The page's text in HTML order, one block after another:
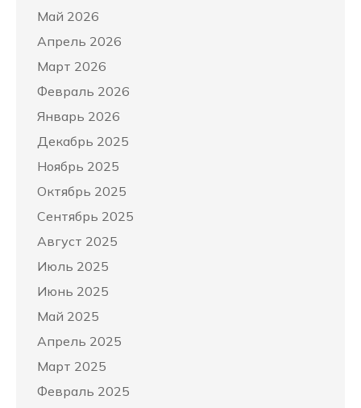
Май 2026
Апрель 2026
Март 2026
Февраль 2026
Январь 2026
Декабрь 2025
Ноябрь 2025
Октябрь 2025
Сентябрь 2025
Август 2025
Июль 2025
Июнь 2025
Май 2025
Апрель 2025
Март 2025
Февраль 2025